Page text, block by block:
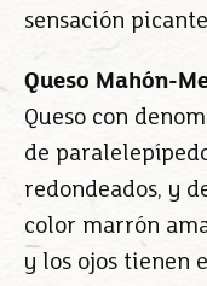
sensación
Queso Mahón-
Queso con
de
redondeados, y
color marrón
y los ojos tienen